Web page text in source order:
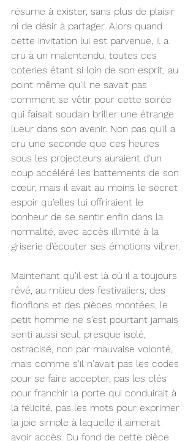
résume à exister, sans plus de plaisir
ni de désir à partager. Alors quand
cette invitation lui est parvenue, il a
cru à un malentendu, toutes ces
coteries étant si loin de son esprit, au
point même qu'il ne savait pas
comment se vêtir pour cette soirée
qui faisait soudain briller une étrange
lueur dans son avenir. Non pas qu'il a
cru une seconde que ces heures
sous les projecteurs auraient d'un
coup accéléré les battements de son
cœur, mais il avait au moins le secret
espoir qu'elles lui offriraient le
bonheur de se sentir enfin dans la
normalité, avec accès illimité à la
griserie d'écouter ses émotions vibrer.
Maintenant qu'il est là où il a toujours
rêvé, au milieu des festivaliers, des
flonflons et des pièces montées, le
petit homme ne s'est pourtant jamais
senti aussi seul, presque isolé,
ostracisé, non par mauvaise volonté,
mais comme s'il n'avait pas les codes
pour se faire accepter, pas les clés
pour franchir la porte qui conduirait à
la félicité, pas les mots pour exprimer
la joie simple à laquelle il aimerait
avoir accès. Du fond de cette pièce